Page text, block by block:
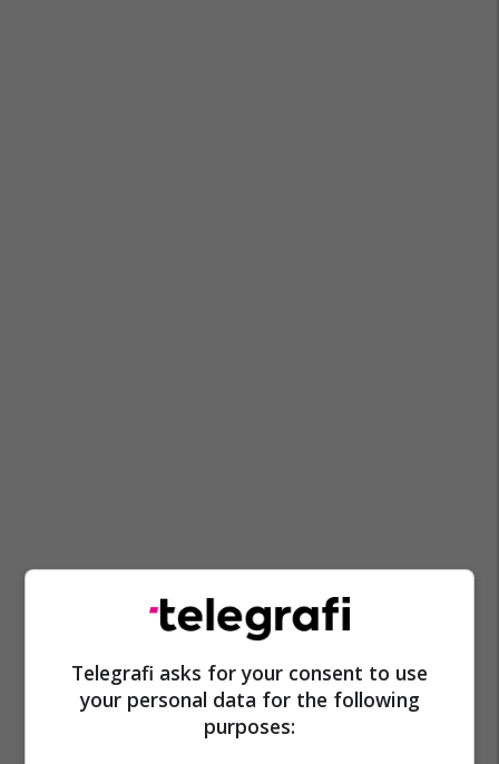
Telegrafi asks for your consent to use
your personal data for the following
purposes: